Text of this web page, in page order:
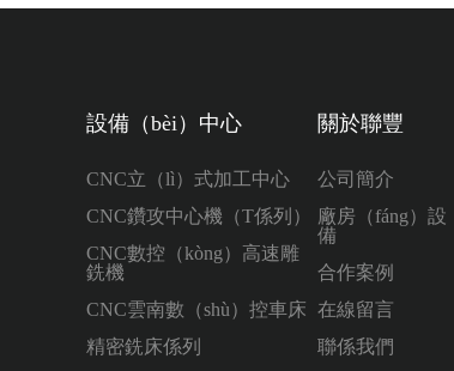
設備（bèi）中心
CNC立（lì）式加工中心
CNC鑽攻中心機（T係列）
CNC數控（kòng）高速雕
銑機
CNC雲南數（shù）控車床
精密銑床係列
關於聯豐
公司簡介
廠房（fáng）設
備
合作案例
在線留言
聯係我們